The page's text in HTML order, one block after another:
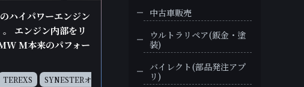
ハイパワーエンジン
エンジン内部をリ
M本来のパフォー
TEREXS
SYNESTERオ
中古車販売
ウルトラリペア(鈑金・塗
装)
バイレクト(部品発注アプ
リ)